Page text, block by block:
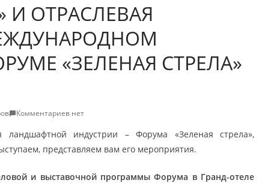
И ОТРАСЛЕВАЯ
«ЗЕЛЕНАЯ СТРЕЛА»
Комментариев нет
ландшафтной индустрии – Форума «Зеленая стрела»,
представляем вам его мероприятия.
и выставочной программы Форума в Гранд-отеле